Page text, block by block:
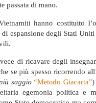
passata di mano.
hanno costituito
espansione degli Stati
di ricavare degli
se più spesso ricorrendo
saggio “Metodo Giacarta”)
egemonia politica e